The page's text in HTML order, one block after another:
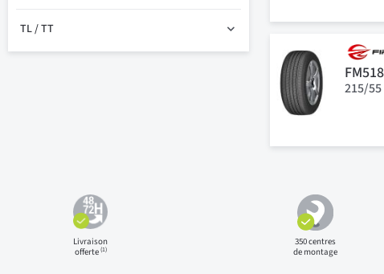
FM518
215/55
TL / TT
Livraison
offerte(1)
350 centres
de montage